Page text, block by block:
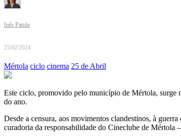
Inês Patola
25/02/2024
Mértola ciclo cinema 25 de Abril
Este ciclo, promovido pelo município de Mértola, surge
do ano.
Desde a censura, aos movimentos clandestinos, à
curadoria da responsabilidade do Cineclube de Mértola